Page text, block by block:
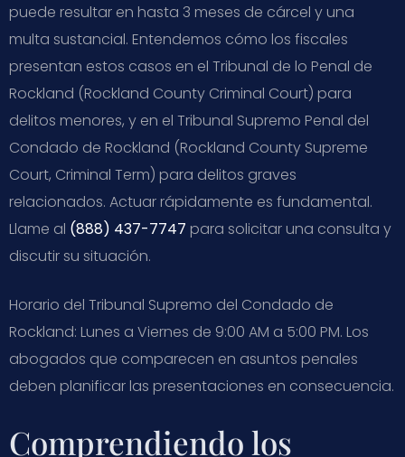
puede resultar en hasta 3 meses de cárcel y una
multa sustancial. Entendemos cómo los fiscales
presentan estos casos en el Tribunal de lo Penal de
Rockland (Rockland County Criminal Court) para
delitos menores, y en el Tribunal Supremo Penal del
Condado de Rockland (Rockland County Supreme
Court, Criminal Term) para delitos graves
relacionados. Actuar rápidamente es fundamental.
Llame al (888) 437-7747 para solicitar una consulta y
discutir su situación.
Horario del Tribunal Supremo del Condado de
Rockland: Lunes a Viernes de 9:00 AM a 5:00 PM. Los
abogados que comparecen en asuntos penales
deben planificar las presentaciones en consecuencia.
Comprendiendo los